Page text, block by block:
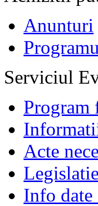
Anunturi
Serviciul
Program
Acte
Legislatie
Info date